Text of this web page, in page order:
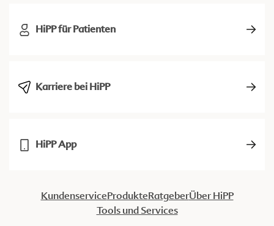
HiPP für Patienten
Karriere bei HiPP
HiPP App
KundenserviceProdukteRatgeberÜber HiPP
Tools und Services